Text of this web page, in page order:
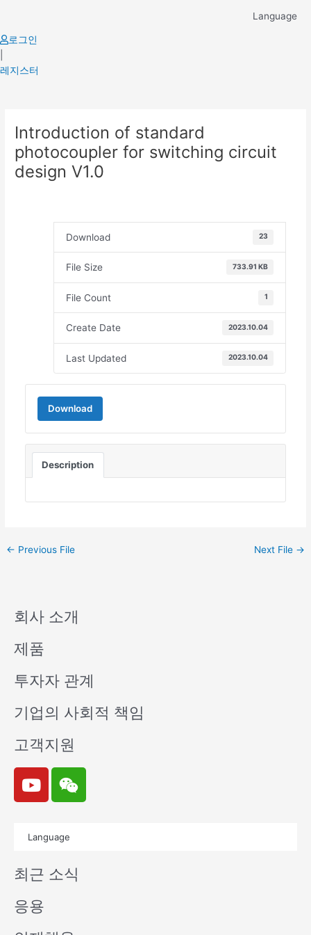
content
Language
로그인
레지스터
Introduction of standard
photocoupler for switching circuit
design V1.0
Download 23
File Size 733.91 KB
File Count 1
Create Date 2023.10.04
Last Updated 2023.10.04
Download
Description
navigation
← Previous File Next File →
회사 소개
제품
투자자 관계
기업의 사회적 책임
고객지원
Y
o
u
e
W
e
i
n
Language
최근 소식
응용